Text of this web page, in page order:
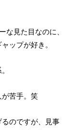
な見た目なのに、
ップが好き。
苦手。笑
のですが、見事